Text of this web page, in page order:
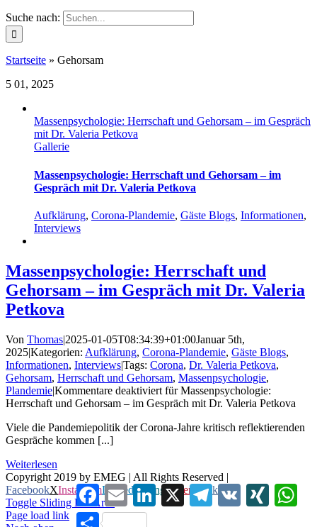
Suche nach:
Startseite » Gehorsam
5 01, 2025
Massenpsychologie: Herrschaft und Gehorsam – im Gespräch
mit Dr. Valeria Petkova
Gallerie
Massenpsychologie: Herrschaft und Gehorsam – im
Gespräch mit Dr. Valeria Petkova
Aufklärung, Corona-Plandemie, Gäste Blogs, Informationen,
Interviews
Massenpsychologie: Herrschaft und
Gehorsam – im Gespräch mit Dr. Valeria
Petkova
Von Thomas|2025-01-05T08:34:39+01:00Januar 5th,
2025|Kategorien: Aufklärung, Corona-Plandemie, Gäste Blogs,
Informationen, Interviews|Tags: Corona, Dr. Valeria Petkova,
Gehorsam, Herrschaft und Gehorsam, Massenpsychologie,
Plandemie|Kommentare deaktiviert für Massenpsychologie:
Herrschaft und Gehorsam – im Gespräch mit Dr. Valeria Petkova
Viele die Pandemiepolitik der Corona-Jahre kritisch reflektierenden
Gespräche kommen [...]
Weiterlesen
Copyright 2019 by EMEG | All Rights Reserved |
FacebookXInstagramLinkedInXing PinterestVk
Toggle Sliding Bar Area
Page load link
Facebook
Email LinkedIn
X Telegram
VK XING
Teilen